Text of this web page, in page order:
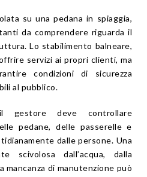
su una pedana in spiaggia,
da comprendere riguarda il
Lo stabilimento balneare,
servizi ai propri clienti, ma
condizioni di sicurezza
al pubblico.
gestore deve controllare
pedane, delle passerelle e
dalle persone. Una
scivolosa dall’acqua, dalla
mancanza di manutenzione può